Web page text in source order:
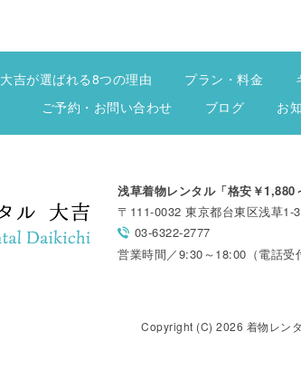
大吉が選ばれる8つの理由 プラン・料金
ご予約・お問い合わせ
ブログ お
浅草着物レンタル「格安￥1,880
〒111-0032 東京都台東区浅草1-
03-6322-2777
営業時間／9:30～18:00（電話
Copyright (C) 2026 着物レン